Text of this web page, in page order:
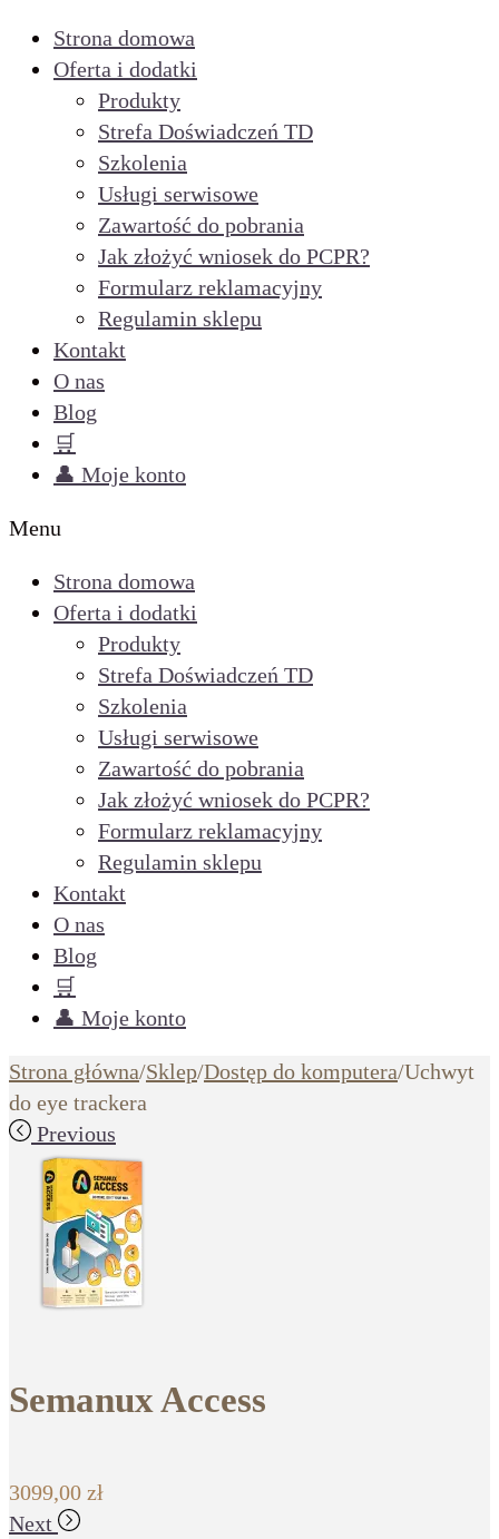
Strona domowa
Oferta i dodatki
Produkty
Strefa Doświadczeń TD
Szkolenia
Usługi serwisowe
Zawartość do pobrania
Jak złożyć wniosek do PCPR?
Formularz reklamacyjny
Regulamin sklepu
Kontakt
O nas
Blog
🛒
👤 Moje konto
Menu
Strona domowa
Oferta i dodatki
Produkty
Strefa Doświadczeń TD
Szkolenia
Usługi serwisowe
Zawartość do pobrania
Jak złożyć wniosek do PCPR?
Formularz reklamacyjny
Regulamin sklepu
Kontakt
O nas
Blog
🛒
👤 Moje konto
Strona główna/Sklep/Dostęp do komputera/Uchwyt
do eye trackera
Previous
Semanux Access
3099,00 zł
Next